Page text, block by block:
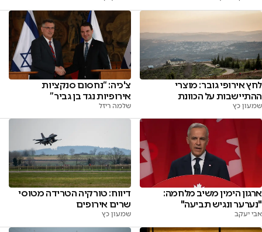
לחץ אירופי גובר: מוצרי
ההתיישבות על הכוונת
שמעון כץ
צ'כיה: “נחסום סנקציות
אירופיות נגד בן גביר”
שלמה ריזל
ארגון הימין משיב מלחמה:
"נערער ונגיש תביעה"
אבי יעקב
דיווח: טורקיה הטרידה מטוסי
שרים אירופים
שמעון כץ